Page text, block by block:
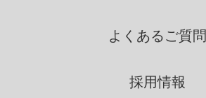
よくあるご質問
採用情報